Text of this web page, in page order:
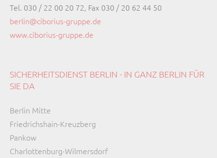
Tel. 030 / 22 00 20 72, Fax 030 / 20 62 44 50
berlin@ciborius-gruppe.de
www.ciborius-gruppe.de
SICHERHEITSDIENST BERLIN - IN GANZ BERLIN FÜR
SIE DA
Navigation
überspringen
Berlin Mitte
Friedrichshain-Kreuzberg
Pankow
Charlottenburg-Wilmersdorf